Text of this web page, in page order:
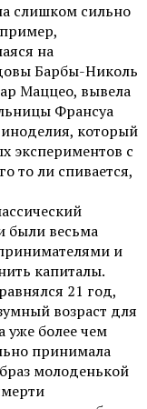
слишком сильно
на
Барбы-Николь
Маццео, вывела
Франсуа
который
экспериментов с
то ли спивается,
были весьма
и
капиталы.
21 год,
возраст для
уже более чем
принимала
молоденькой